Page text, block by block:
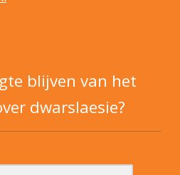
blijven van het
dwarslaesie?